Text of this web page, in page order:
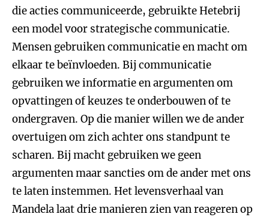
die acties communiceerde, gebruikte Hetebrij
een model voor strategische communicatie.
Mensen gebruiken communicatie en macht om
elkaar te beïnvloeden. Bij communicatie
gebruiken we informatie en argumenten om
opvattingen of keuzes te onderbouwen of te
ondergraven. Op die manier willen we de ander
overtuigen om zich achter ons standpunt te
scharen. Bij macht gebruiken we geen
argumenten maar sancties om de ander met ons
te laten instemmen. Het levensverhaal van
Mandela laat drie manieren zien van reageren op